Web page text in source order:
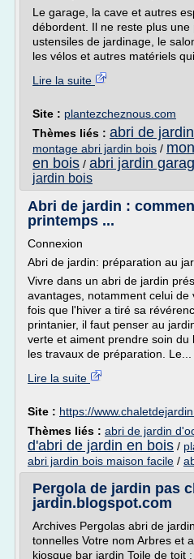
Le garage, la cave et autres
débordent. Il ne reste plus une
ustensiles de jardinage, le
les vélos et autres matériels
Lire la suite
Site : plantezcheznous.com
Thèmes liés : abri de
montage abri jardin bois /
en bois / abri jardin
jardin bois
Abri de jardin :
printemps ...
Connexion
Abri de jardin: préparation au
Vivre dans un abri de jardin
avantages, notamment celui
fois que l'hiver a tiré sa
printanier, il faut penser au
verte et aiment prendre soin
les travaux de préparation. Le...
Lire la suite
Site : https://
Thèmes liés : abri de jardin
d'abri de jardin en bois /
abri jardin bois maison facile /
Pergola de jardin pas
jardin.blogspot.com
Archives Pergolas abri de
tonnelles Votre nom Arbres et
kiosque bar jardin Toile de toit